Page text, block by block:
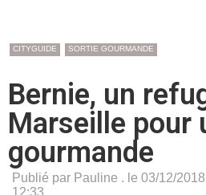
CITYGUIDE SORTIE GOURMANDE
Bernie, un
Marseille pour
gourmande
Publié par Pauline . le 03/12/
12:33